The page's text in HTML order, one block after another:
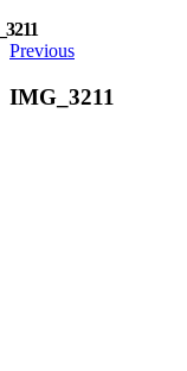
Previous
IMG_3211